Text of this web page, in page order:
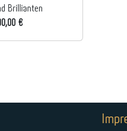
Brillianten
€